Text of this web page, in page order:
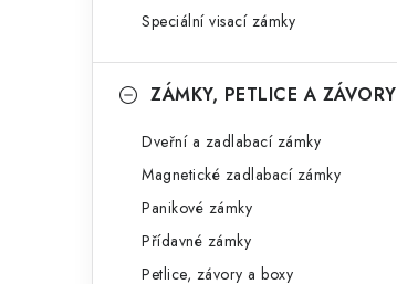
Speciální visací zámky
ZÁMKY, PETLICE A ZÁVORY
Dveřní a zadlabací zámky
Magnetické zadlabací zámky
Panikové zámky
Přídavné zámky
Petlice, závory a boxy